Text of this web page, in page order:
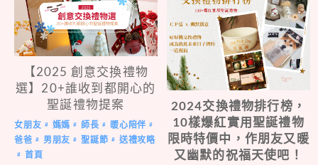
【2025 創意交換禮物
選】20+誰收到都開心的
聖誕禮物提案
女朋友 # 媽媽 # 師長 # 暖心陪伴 #
爸爸 # 男朋友 # 聖誕節 # 送禮攻略
# 首頁
2024交換禮物排行榜，
10樣爆紅實用聖誕禮物
限時特價中，作朋友又暖
又幽默的祝福天使吧！